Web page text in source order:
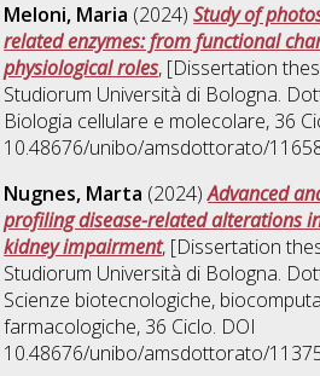
Meloni, Maria (2024)Study of
related enzymes: from functional
physiological roles, [Dissertation
Studiorum Università di Bologna.
Biologia cellulare e molecolare, 36
10.48676/unibo/amsdottorato/
Nugnes, Marta (2024)Advanced
profiling disease-related alterations
kidney impairment, [Dissertation
Studiorum Università di Bologna.
Scienze biotecnologiche,
farmacologiche, 36 Ciclo. DOI
10.48676/unibo/amsdottorato/